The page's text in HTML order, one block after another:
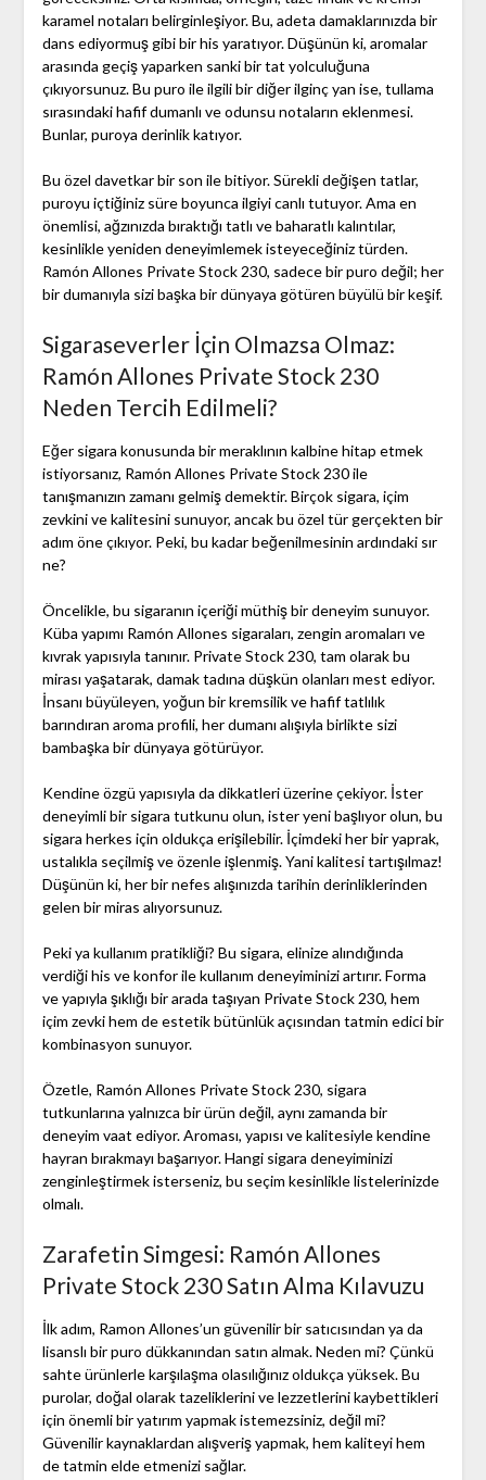
karamel notaları belirginleşiyor. Bu, adeta damaklarınızda bir
dans ediyormuş gibi bir his yaratıyor. Düşünün ki, aromalar
arasında geçiş yaparken sanki bir tat yolculuğuna
çıkıyorsunuz. Bu puro ile ilgili bir diğer ilginç yan ise, tullama
sırasındaki hafif dumanlı ve odunsu notaların eklenmesi.
Bunlar, puroya derinlik katıyor.
Bu özel davetkar bir son ile bitiyor. Sürekli değişen tatlar,
puroyu içtiğiniz süre boyunca ilgiyi canlı tutuyor. Ama en
önemlisi, ağzınızda bıraktığı tatlı ve baharatlı kalıntılar,
kesinlikle yeniden deneyimlemek isteyeceğiniz türden.
Ramón Allones Private Stock 230, sadece bir puro değil; her
bir dumanıyla sizi başka bir dünyaya götüren büyülü bir keşif.
Sigaraseverler İçin Olmazsa Olmaz:
Ramón Allones Private Stock 230
Neden Tercih Edilmeli?
Eğer sigara konusunda bir meraklının kalbine hitap etmek
istiyorsanız, Ramón Allones Private Stock 230 ile
tanışmanızın zamanı gelmiş demektir. Birçok sigara, içim
zevkini ve kalitesini sunuyor, ancak bu özel tür gerçekten bir
adım öne çıkıyor. Peki, bu kadar beğenilmesinin ardındaki sır
ne?
Öncelikle, bu sigaranın içeriği müthiş bir deneyim sunuyor.
Küba yapımı Ramón Allones sigaraları, zengin aromaları ve
kıvrak yapısıyla tanınır. Private Stock 230, tam olarak bu
mirası yaşatarak, damak tadına düşkün olanları mest ediyor.
İnsanı büyüleyen, yoğun bir kremsilik ve hafif tatlılık
barındıran aroma profili, her dumanı alışıyla birlikte sizi
bambaşka bir dünyaya götürüyor.
Kendine özgü yapısıyla da dikkatleri üzerine çekiyor. İster
deneyimli bir sigara tutkunu olun, ister yeni başlıyor olun, bu
sigara herkes için oldukça erişilebilir. İçimdeki her bir yaprak,
ustalıkla seçilmiş ve özenle işlenmiş. Yani kalitesi tartışılmaz!
Düşünün ki, her bir nefes alışınızda tarihin derinliklerinden
gelen bir miras alıyorsunuz.
Peki ya kullanım pratikliği? Bu sigara, elinize alındığında
verdiği his ve konfor ile kullanım deneyiminizi artırır. Forma
ve yapıyla şıklığı bir arada taşıyan Private Stock 230, hem
içim zevki hem de estetik bütünlük açısından tatmin edici bir
kombinasyon sunuyor.
Özetle, Ramón Allones Private Stock 230, sigara
tutkunlarına yalnızca bir ürün değil, aynı zamanda bir
deneyim vaat ediyor. Aroması, yapısı ve kalitesiyle kendine
hayran bırakmayı başarıyor. Hangi sigara deneyiminizi
zenginleştirmek isterseniz, bu seçim kesinlikle listelerinizde
olmalı.
Zarafetin Simgesi: Ramón Allones
Private Stock 230 Satın Alma Kılavuzu
İlk adım, Ramon Allones’un güvenilir bir satıcısından ya da
lisanslı bir puro dükkanından satın almak. Neden mi? Çünkü
sahte ürünlerle karşılaşma olasılığınız oldukça yüksek. Bu
purolar, doğal olarak tazeliklerini ve lezzetlerini kaybettikleri
için önemli bir yatırım yapmak istemezsiniz, değil mi?
Güvenilir kaynaklardan alışveriş yapmak, hem kaliteyi hem
de tatmin elde etmenizi sağlar.